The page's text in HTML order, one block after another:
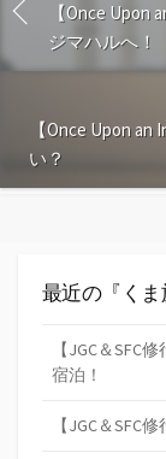
【Once
ジマハルへ！
【Once Upon
い？
最近の『くま
【JGC＆SFC
宿泊！
【JGC＆SFC